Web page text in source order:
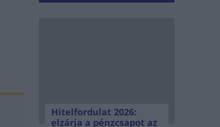
Hitelfordulat 2026:
elzárja a pénzcsapot az